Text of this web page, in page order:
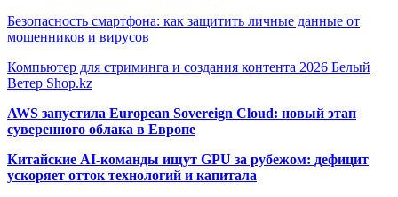
Безопасность смартфона: как защитить личные данные от
мошенников и вирусов
Компьютер для стриминга и создания контента 2026 Белый
Ветер Shop.kz
AWS запустила European Sovereign Cloud: новый этап
суверенного облака в Европе
Китайские AI-команды ищут GPU за рубежом: дефицит
ускоряет отток технологий и капитала